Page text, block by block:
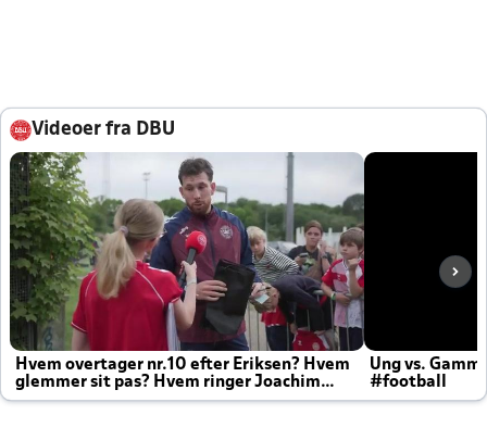
Videoer fra DBU
Hvem overtager nr.10 efter Eriksen? Hvem
glemmer sit pas? Hvem ringer Joachim
altid til efter kampe?
Ung vs.
#football